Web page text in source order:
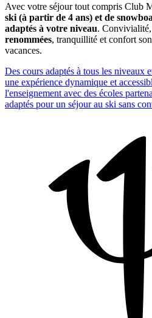
Avec votre séjour tout compris Club
ski (à partir de 4 ans) et de
adaptés à votre niveau. Convivialité,
renommées, tranquillité et confort
vacances.
Des cours adaptés à tous les niveaux
une expérience dynamique et
l'enseignement avec des écoles
adaptés pour un séjour au ski sans